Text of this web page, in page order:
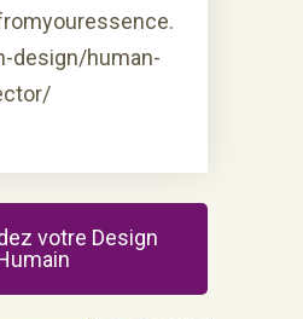
design/human-
votre Design